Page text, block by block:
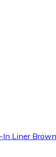
Liner Brown